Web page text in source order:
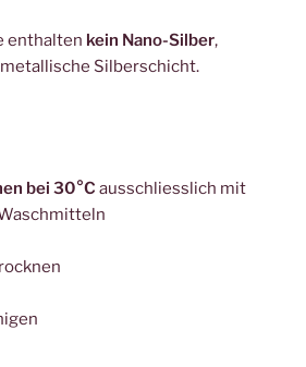
enthalten kein Nano-Silber,
Silberschicht.
bei 30°C ausschliesslich mit